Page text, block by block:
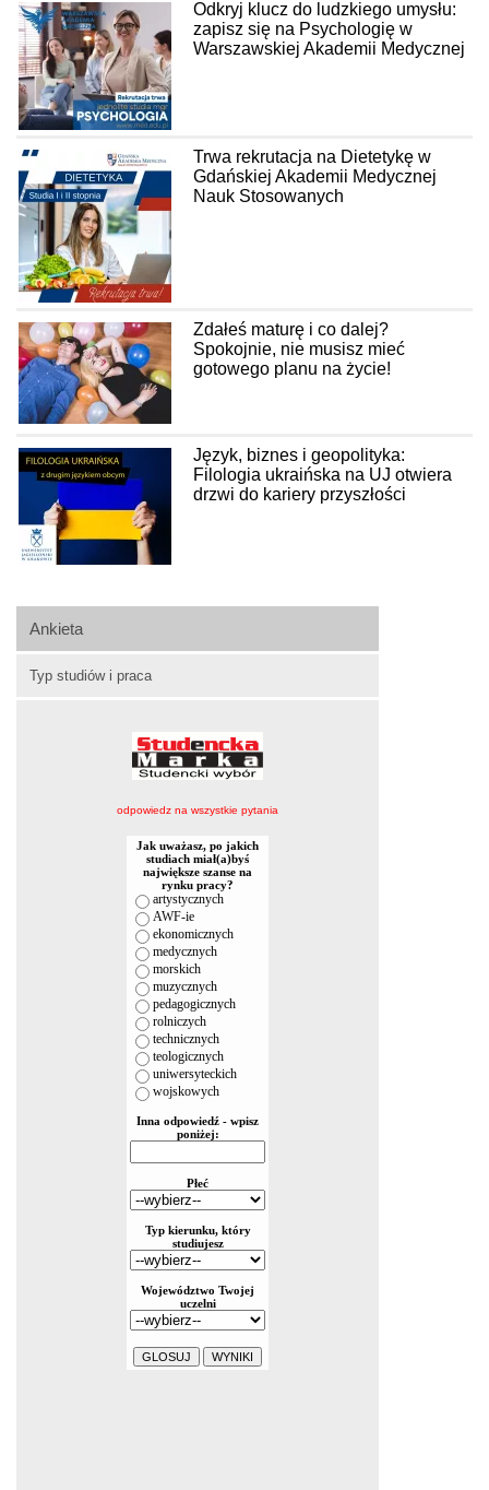
Ankieta
Typ studiów i praca
odpowiedz na wszystkie pytania
Odkryj klucz do ludzkiego umysłu:
zapisz się na Psychologię w
Warszawskiej Akademii Medycznej
Trwa rekrutacja na Dietetykę w
Gdańskiej Akademii Medycznej
Nauk Stosowanych
Zdałeś maturę i co dalej?
Spokojnie, nie musisz mieć
gotowego planu na życie!
Język, biznes i geopolityka:
Filologia ukraińska na UJ otwiera
drzwi do kariery przyszłości